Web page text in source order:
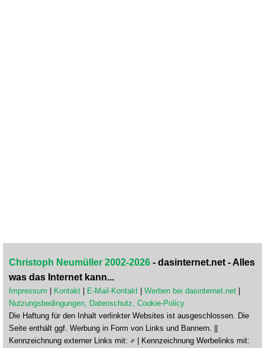
Christoph Neumüller 2002-2026 - dasinternet.net - Alles
was das Internet kann...
Impressum | Kontakt | E-Mail-Kontakt | Werben bei dasinternet.net |
Nutzungsbedingungen, Datenschutz, Cookie-Policy
Die Haftung für den Inhalt verlinkter Websites ist ausgeschlossen. Die
Seite enthält ggf. Werbung in Form von Links und Bannern. ||
Kennzeichnung externer Links mit:
| Kennzeichnung Werbelinks mit: